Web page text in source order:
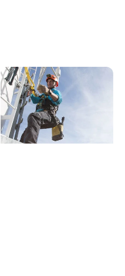
Training
-
Veilig
werken
op
hoogte
Basis